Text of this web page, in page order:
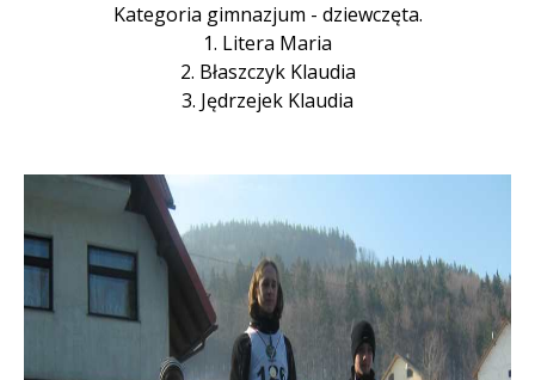
Kategoria gimnazjum - dziewczęta.
1. Litera Maria
2. Błaszczyk Klaudia
3. Jędrzejek Klaudia